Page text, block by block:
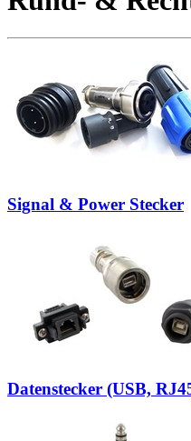
Signal & Power Stecker
Datenstecker (USB,